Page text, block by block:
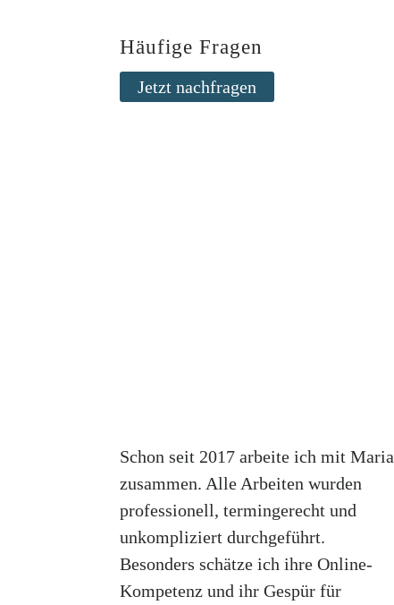
Häufige Fragen
Jetzt nachfragen
Schon seit 2017 arbeite ich mit Maria
zusammen. Alle Arbeiten wurden
professionell, termingerecht und
unkompliziert durchgeführt.
Besonders schätze ich ihre Online-
Kompetenz und ihr Gespür für